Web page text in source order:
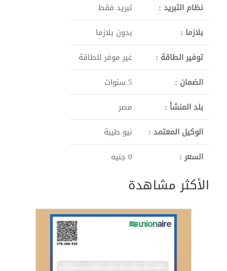
نظام التبريد :
تبريد فقط
بلازما :
بدون بلازما
توفير الطاقة :
غير موفر للطاقة
الضمان :
5 سنوات
بلد المنشأ :
مصر
الوكيل المعتمد :
نيو طيبة
السعر :
0 جنيه
الأكثر مشاهدة